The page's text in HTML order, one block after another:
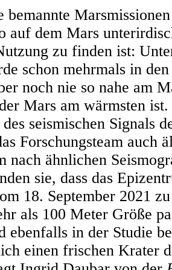
auf dem Mars
zu finden ist:
schon mehrmals in
noch nie so nahe am
Mars am wärmsten
seismischen Signals
Forschungsteam auch
nach ähnlichen
sie, dass das
18. September 2021
als 100 Meter Größe
ebenfalls in der Studie
einen frischen Krater